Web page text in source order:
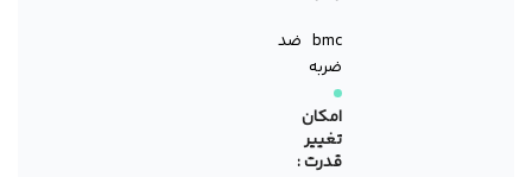
bmc ضد
ضربه
امکان
تغییر
قدرت :